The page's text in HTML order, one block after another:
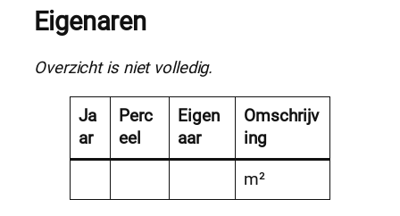
Eigenaren
Overzicht is niet volledig.
Ja
ar
Perc
eel
Eigen
aar
Omschrijv
ing
m²